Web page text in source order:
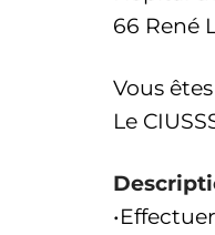
66 René
Vous
Le